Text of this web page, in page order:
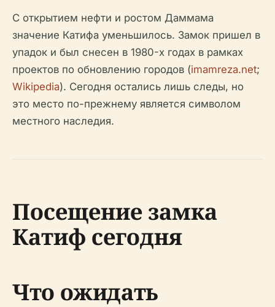
С открытием нефти и ростом Даммама
значение Катифа уменьшилось. Замок пришел в
упадок и был снесен в 1980-х годах в рамках
проектов по обновлению городов (imamreza.net;
Wikipedia). Сегодня остались лишь следы, но
это место по-прежнему является символом
местного наследия.
Посещение замка
Катиф сегодня
Что ожидать